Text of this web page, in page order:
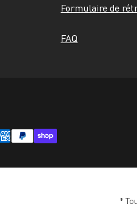
Formulaire de
FAQ
*